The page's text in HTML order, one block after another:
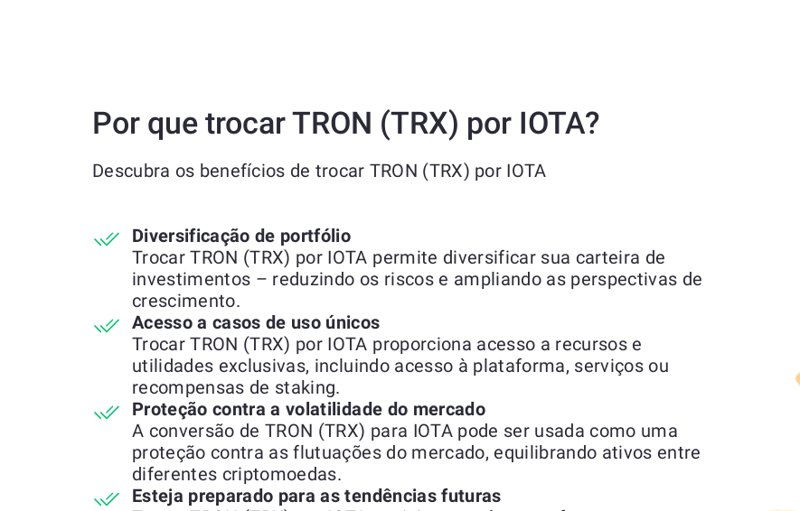
Por que trocar TRON (TRX) por IOTA?
Descubra os benefícios de trocar TRON (TRX) por IOTA
Diversificação de portfólio
Trocar TRON (TRX) por IOTA permite diversificar sua carteira de
investimentos – reduzindo os riscos e ampliando as perspectivas de
crescimento.
Acesso a casos de uso únicos
Trocar TRON (TRX) por IOTA proporciona acesso a recursos e
utilidades exclusivas, incluindo acesso à plataforma, serviços ou
recompensas de staking.
Proteção contra a volatilidade do mercado
A conversão de TRON (TRX) para IOTA pode ser usada como uma
proteção contra as flutuações do mercado, equilibrando ativos entre
diferentes criptomoedas.
Esteja preparado para as tendências futuras